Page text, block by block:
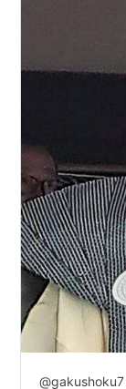
@gakushoku7